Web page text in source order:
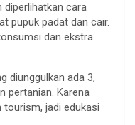
diperlihatkan cara
pupuk padat dan cair.
dan ekstra
diunggulkan ada 3,
pertanian. Karena
jadi edukasi